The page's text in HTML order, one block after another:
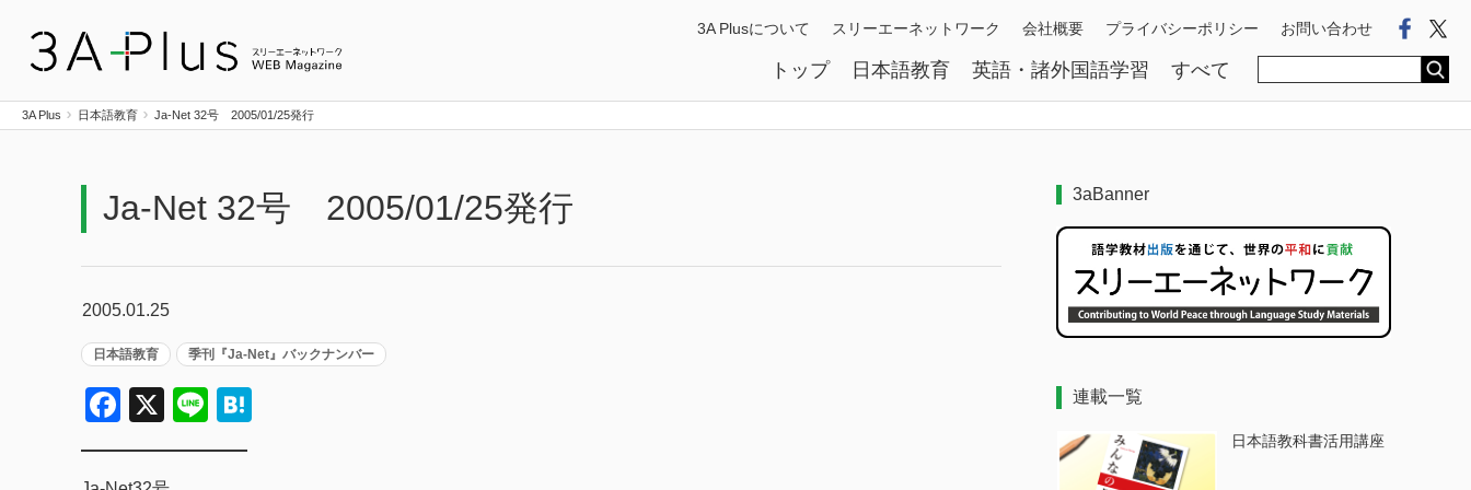
トップ 日本語教育 英語・諸外国語学習 すべて
3A Plusについて スリーエーネットワーク 会社概要 プライバシーポリシー お問い合わせ
3A Plus 日本語教育 Ja-Net 32号 2005/01/25発行
Ja-Net 32号 2005/01/25発行
2005.01.25
日本語教育 季刊『Ja-Net』バックナンバー
Facebook
X Line
3aBanner
連載一覧
日本語教科書活用講座